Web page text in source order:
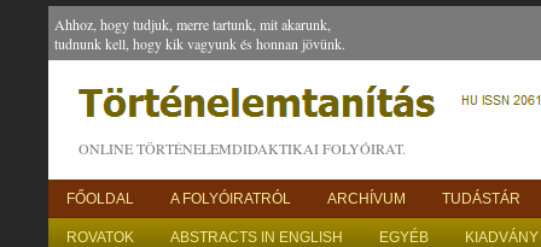
Ahhoz, hogy tudjuk, merre tartunk, mit akarunk,
tudnunk kell, hogy kik vagyunk és honnan jövünk.
ONLINE TÖRTÉNELEMDIDAKTIKAI FOLYÓIRAT.
FŐOLDAL A FOLYÓIRATRÓL ARCHÍVUM TUDÁSTÁR
ROVATOK ABSTRACTS IN ENGLISH EGYÉB